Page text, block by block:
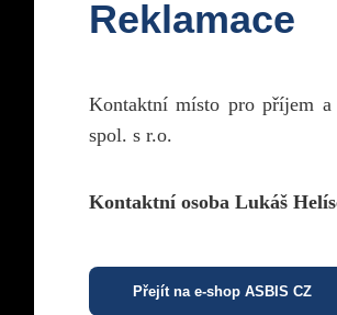
Reklamace
Kontaktní místo pro příjem
spol. s r.o.
Kontaktní osoba Lukáš
Přejít na e-shop ASBIS CZ